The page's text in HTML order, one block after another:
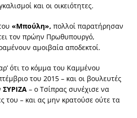
και οι οικειότητες.
«Μπούλη», πολλοί παρατήρησαν
τον πρώην Πρωθυπουργό,
αμοιβαία αποδεκτοί.
ότι το κόμμα του Καμμένου
του 2015 – και οι βουλευτές
ΣΥΡΙΖΑ – ο Τσίπρας συνέχισε να
του – και ας μην κρατούσε ούτε τα